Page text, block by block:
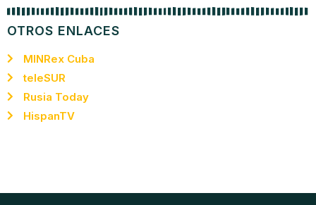
OTROS ENLACES
MINRex Cuba
teleSUR
Rusia Today
HispanTV